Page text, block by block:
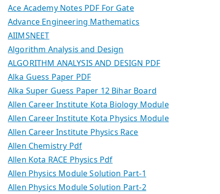
Ace Academy Notes PDF For Gate
Advance Engineering Mathematics
AIIMSNEET
Algorithm Analysis and Design
ALGORITHM ANALYSIS AND DESIGN PDF
Alka Guess Paper PDF
Alka Super Guess Paper 12 Bihar Board
Allen Career Institute Kota Biology Module
Allen Career Institute Kota Physics Module
Allen Career Institute Physics Race
Allen Chemistry Pdf
Allen Kota RACE Physics Pdf
Allen Physics Module Solution Part-1
Allen Physics Module Solution Part-2